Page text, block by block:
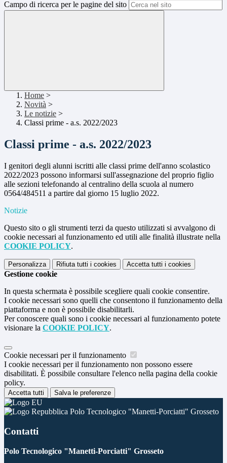
Campo di ricerca per le pagine del sito
Home >
Novità >
Le notizie >
Classi prime - a.s. 2022/2023
Classi prime - a.s. 2022/2023
I genitori degli alunni iscritti alle classi prime dell'anno scolastico
2022/2023 possono informarsi sull'assegnazione del proprio figlio
alle sezioni telefonando al centralino della scuola al numero
0564/484511 a partire dal giorno 15 luglio 2022.
Notizie
Questo sito o gli strumenti terzi da questo utilizzati si avvalgono di
cookie necessari al funzionamento ed utili alle finalità illustrate nella
COOKIE POLICY.
Personalizza Rifiuta tutti i cookies Accetta tutti i cookies
Gestione cookie
In questa schermata è possibile scegliere quali cookie consentire.
I cookie necessari sono quelli che consentono il funzionamento della
piattaforma e non è possibile disabilitarli.
Per conoscere quali sono i cookie necessari al funzionamento potete
visionare la COOKIE POLICY.
Cookie necessari per il funzionamento
I cookie necessari per il funzionamento non possono essere
disabilitati. È possibile consultare l'elenco nella pagina della cookie
policy.
Accetta tutti Salva le preferenze
Polo Tecnologico "Manetti-Porciatti" Grosseto
Contatti
Polo Tecnologico "Manetti-Porciatti" Grosseto